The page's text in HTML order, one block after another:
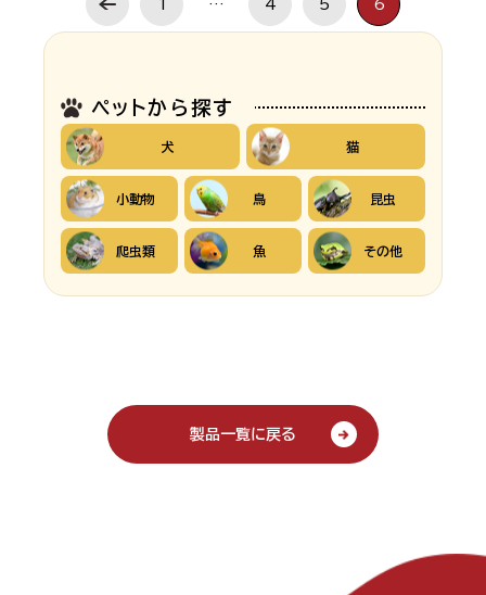
1 … 4 5 6
ペットから探す
犬 猫
小動物 鳥 昆虫
爬虫類 魚 その他
製品一覧に戻る